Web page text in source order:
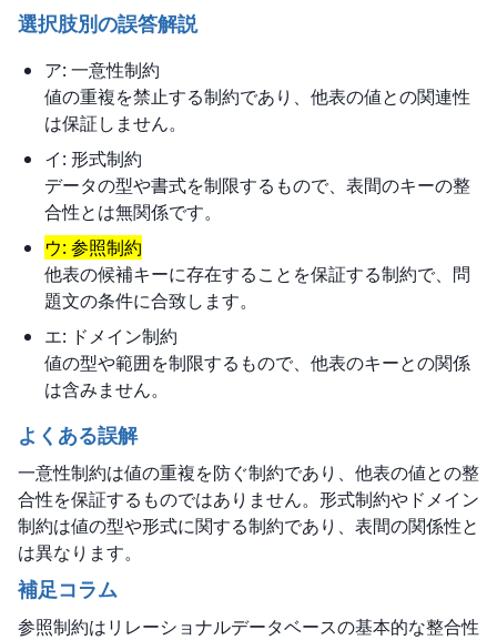
選択肢別の誤答解説
ア: 一意性制約
値の重複を禁止する制約であり、他表の値との関連性
は保証しません。
イ: 形式制約
データの型や書式を制限するもので、表間のキーの整
合性とは無関係です。
ウ: 参照制約
他表の候補キーに存在することを保証する制約で、問
題文の条件に合致します。
エ: ドメイン制約
値の型や範囲を制限するもので、他表のキーとの関係
は含みません。
よくある誤解
一意性制約は値の重複を防ぐ制約であり、他表の値との整
合性を保証するものではありません。形式制約やドメイン
制約は値の型や形式に関する制約であり、表間の関係性と
は異なります。
補足コラム
参照制約はリレーショナルデータベースの基本的な整合性